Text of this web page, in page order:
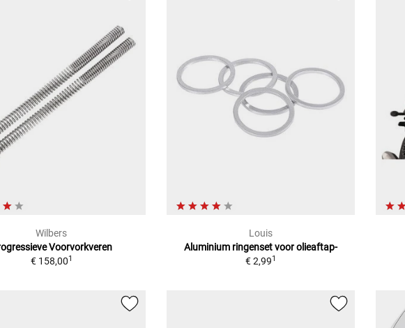
Wilbers
Voorvorkveren
€ 158,001
Louis
Aluminium ringenset voor olieaftap-
€ 2,991